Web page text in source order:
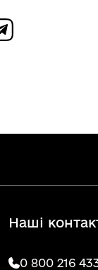
Наші
0 800 216